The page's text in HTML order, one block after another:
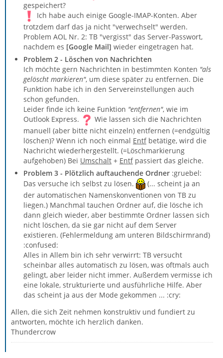
gespeichert?
Ich habe auch einige Google-IMAP-Konten. Aber
trotzdem darf das ja nicht "verwechselt" werden.
Problem AOL Nr. 2: TB "vergisst" das Server-Passwort,
nachdem es [Google Mail] wieder eingetragen hat.
Problem 2 - Löschen von Nachrichten
Ich möchte gern Nachrichten in bestimmten Konten "als
gelöscht markieren", um diese später zu entfernen. Die
Funktion habe ich in den Servereinstellungen auch
schon gefunden.
Leider finde ich keine Funktion "entfernen", wie im
Outlook Express.
Wie lassen sich die Nachrichten
manuell (aber bitte nicht einzeln) entfernen (=endgültig
löschen)? Wenn ich noch einmal Entfbetätige, wird die
Nachricht wiederhergestellt. (=Löschmarkierung
aufgehoben) Bei Umschalt + Entfpassiert das gleiche.
Problem 3 - Plötzlich auftauchende Ordner :gruebel:
Das versuche ich selbst zu lösen.
(... scheint ja an
der automatischen Namenskonventionen von TB zu
liegen.) Manchmal tauchen Ordner auf, die lösche ich
dann gleich wieder, aber bestimmte Ordner lassen sich
nicht löschen, da sie gar nicht auf dem Server
existieren. (Fehlermeldung am unteren Bildschirmrand)
:confused:
Alles in Allem bin ich sehr verwirrt: TB versucht
scheinbar alles automatisch zu lösen, was oftmals auch
gelingt, aber leider nicht immer. Außerdem vermisse ich
eine lokale, strukturierte und ausführliche Hilfe. Aber
das scheint ja aus der Mode gekommen ... :cry:
Allen, die sich Zeit nehmen konstruktiv und fundiert zu
antworten, möchte ich herzlich danken.
Thundercrow